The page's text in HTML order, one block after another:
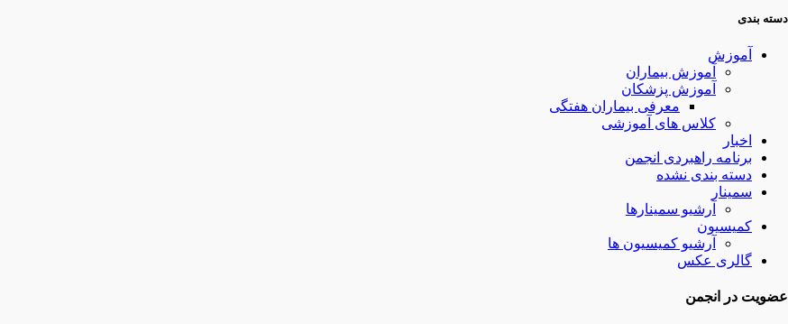
دسته بندی
آموزش
آموزش بیماران
آموزش پزشکان
معرفی بیماران هفتگی
کلاس های آموزشی
اخبار
برنامه راهبردی انجمن
دسته بندی نشده
سمینار
آرشیو سمینارها
کمیسیون
آرشیو کمیسیون ها
گالری عکس
عضویت در انجمن